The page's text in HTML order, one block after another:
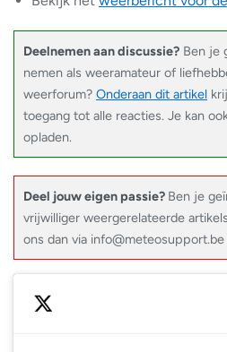
Deelnemen aan discussie? Ben je
nemen als weeramateur of
weerforum? Onderaan dit artikel
toegang tot alle reacties. Je kan
opladen.
Deel jouw eigen passie? Ben je
vrijwilliger weergerelateerde
ons dan via info@meteosupport.be